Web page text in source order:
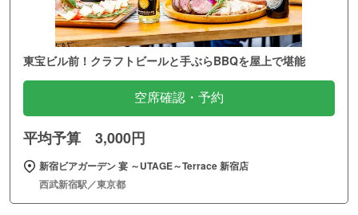
東宝ビル前！クラフトビールと手ぶらBBQを屋上で堪能
空席確認・予約
平均予算 3,000円
新宿ビアガーデン 宴 ～UTAGE～Terrace 新宿店
西武新宿駅／東京都